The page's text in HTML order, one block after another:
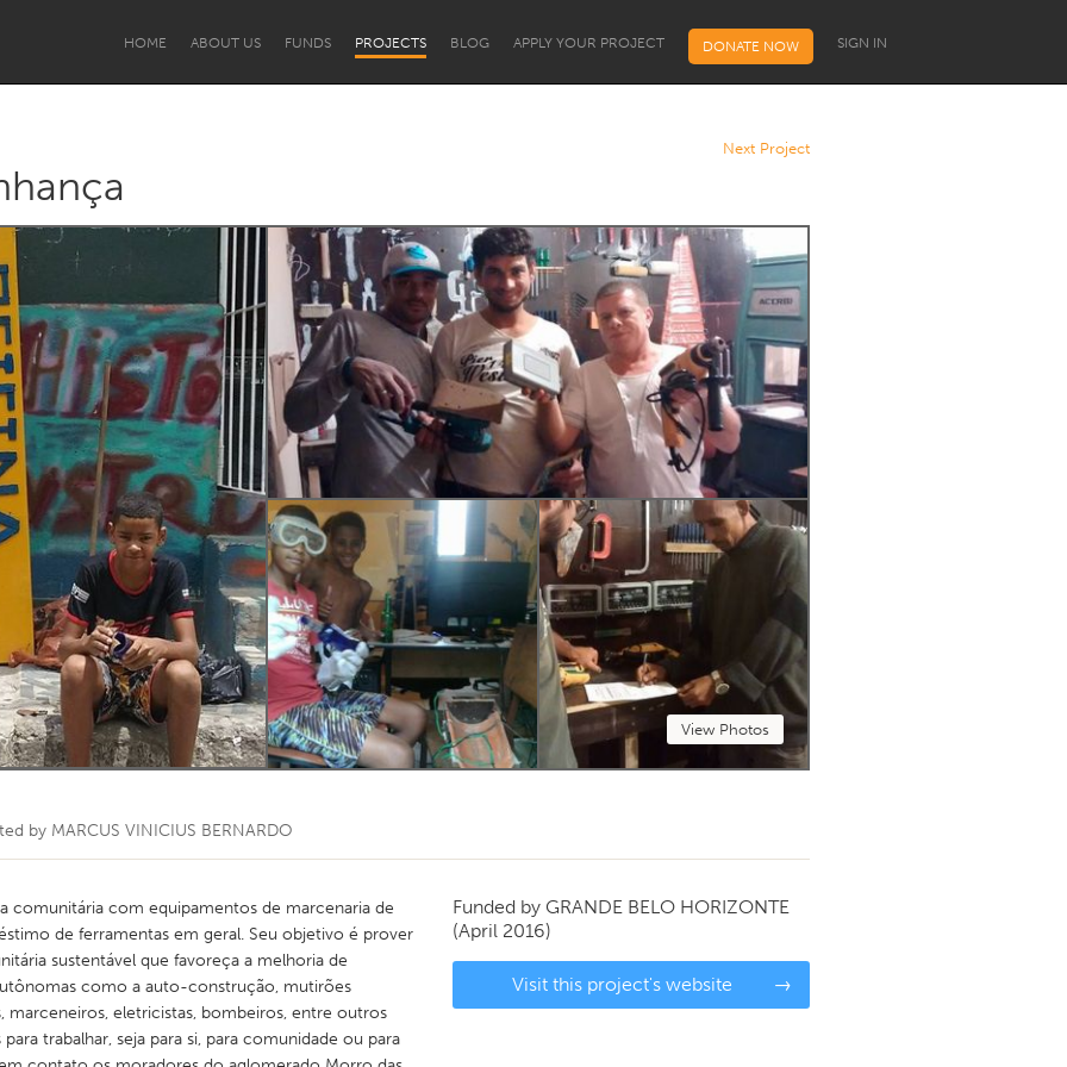
HOME ABOUT US FUNDS PROJECTS BLOG APPLY YOUR PROJECT DONATE NOW SIGN IN
Institucional PCD e Terceira Idade Pessoas Migrantes
Programa de Bolsas para
Líderes Comunitários
Next Project
View Photos
by MARCUS VINICIUS BERNARDO
comunitária com equipamentos de marcenaria de
de ferramentas em geral. Seu objetivo é prover
sustentável que favoreça a melhoria de
como a auto-construção, mutirões
marceneiros, eletricistas, bombeiros, entre outros
trabalhar, seja para si, para comunidade ou para
Funded by GRANDE BELO HORIZONTE
(April 2016)
Visit this project's website →